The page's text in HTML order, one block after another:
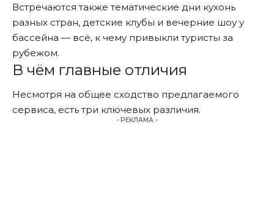
Встречаются также тематические дни кухонь
разных стран, детские клубы и вечерние шоу у
бассейна — всё, к чему привыкли туристы за
рубежом.
В чём главные отличия
Несмотря на общее сходство предлагаемого
сервиса, есть три ключевых различия.
- РЕКЛАМА -